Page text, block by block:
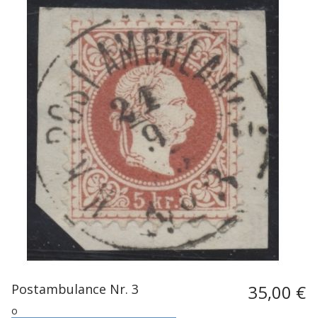
Postambulance Nr. 3 35,00 €
o